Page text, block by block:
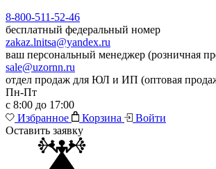
8-800-511-52-46
бесплатный федеральный номер
zakaz.lnitsa@yandex.ru
ваш персональный менеджер (розничная
sale@uzornn.ru
отдел продаж для ЮЛ и ИП (оптовая
Пн-Пт
с 8:00 до 17:00
Избранное
Корзина
Войти
Оставить заявку